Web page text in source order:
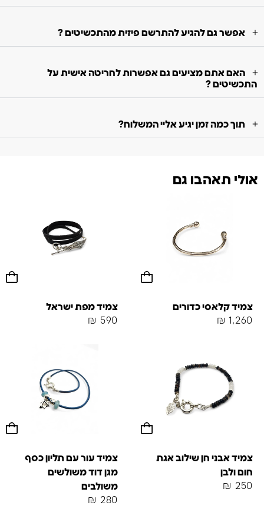
אפשר גם להגיע להתרשם פיזית מהתכשיטים ?
האם אתם מציעים גם אפשרות לחריטה אישית על
התכשיטים ?
תוך כמה זמן יגיע אליי המשלוח?
אולי תאהבו גם
צמיד קלאסי כדורים
₪ 1,260
צמיד מפת ישראל
₪ 590
צמיד אבני חן שילוב אגת
חום ולבן
₪ 250
צמיד עור עם תליון כסף
מגן דוד משולשים
משולבים
₪ 280